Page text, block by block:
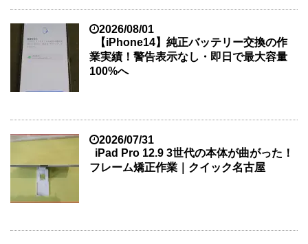
2026/08/01
【iPhone14】純正バッテリー交換の作
業実績！警告表示なし・即日で最大容量
100%へ
2026/07/31
iPad Pro 12.9 3世代の本体が曲がった！
フレーム矯正作業｜クイック名古屋